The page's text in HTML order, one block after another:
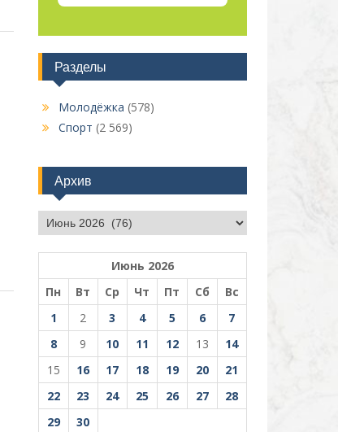
Разделы
Молодёжка (578)
Спорт (2 569)
Архив
Архив
Июнь 2026
Пн
Вт Ср Чт Пт Сб
Вс
1
2 3 4 5 6
7
8
9 10 11 12 13
14
15
16 17 18 19 20
21
22
23 24 25 26 27
28
29
30